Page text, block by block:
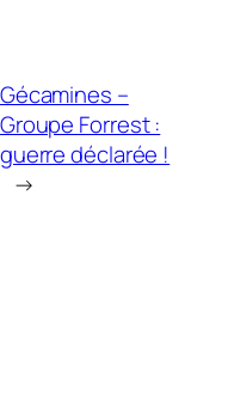
Gécamines –
Groupe Forrest :
guerre déclarée !
→